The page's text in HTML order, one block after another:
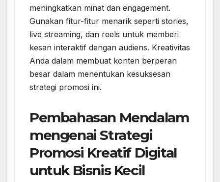
meningkatkan minat dan engagement.
Gunakan fitur-fitur menarik seperti stories,
live streaming, dan reels untuk memberi
kesan interaktif dengan audiens. Kreativitas
Anda dalam membuat konten berperan
besar dalam menentukan kesuksesan
strategi promosi ini.
Pembahasan Mendalam
mengenai Strategi
Promosi Kreatif Digital
untuk Bisnis Kecil